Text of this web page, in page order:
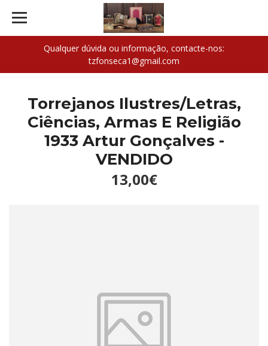
Qualquer dúvida ou informação, contacte-nos:
tzfonseca1@gmail.com
Torrejanos Ilustres/Letras,
Ciências, Armas E Religião
1933 Artur Gonçalves -
VENDIDO
13,00€